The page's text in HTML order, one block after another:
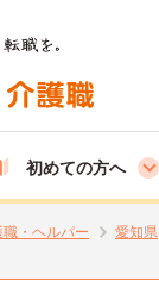
初めての方へ
職・ヘルパー 愛知県